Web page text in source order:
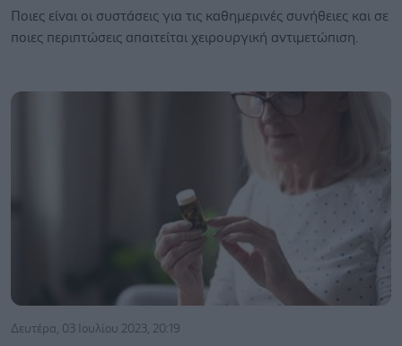
Ποιες είναι οι συστάσεις για τις καθημερινές συνήθειες και σε
ποιες περιπτώσεις απαιτείται χειρουργική αντιμετώπιση.
Δευτέρα, 03 Ιουλίου 2023, 20:19